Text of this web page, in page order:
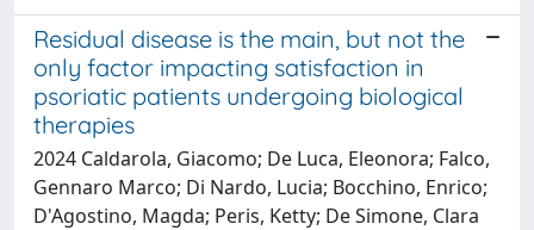
Residual disease is the main, but not the
only factor impacting satisfaction in
psoriatic patients undergoing biological
therapies
2024 Caldarola, Giacomo; De Luca, Eleonora; Falco,
Gennaro Marco; Di Nardo, Lucia; Bocchino, Enrico;
D'Agostino, Magda; Peris, Ketty; De Simone, Clara